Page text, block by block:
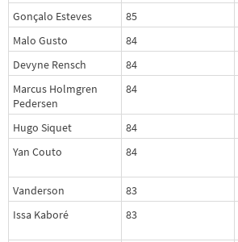
Gonçalo Esteves 85
Malo Gusto
84
Devyne Rensch
84
Marcus Holmgren
Pedersen
84
Hugo Siquet 84
Yan Couto
84
Vanderson 83
Issa Kaboré
83